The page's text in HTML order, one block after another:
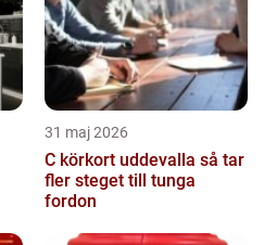
31 maj 2026
C körkort uddevalla så tar
fler steget till tunga
fordon